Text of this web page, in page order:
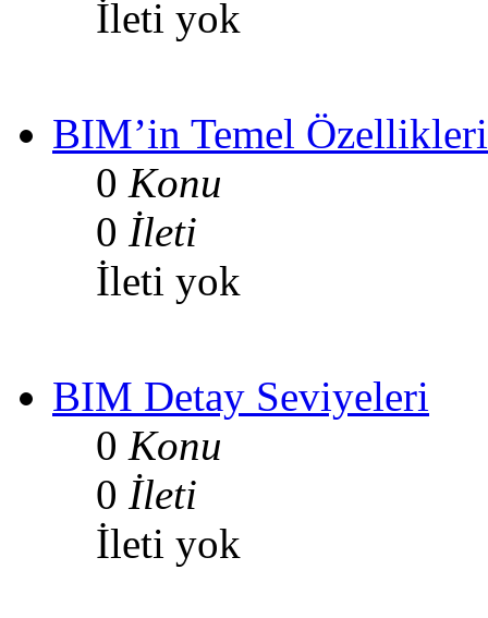
İleti yok
BIM’in Temel Özellikleri
0 Konu
0 İleti
İleti yok
BIM Detay Seviyeleri
0 Konu
0 İleti
İleti yok